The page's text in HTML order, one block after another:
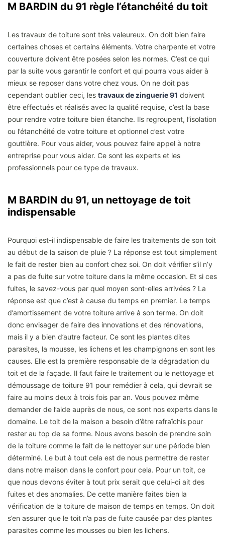
M BARDIN du 91 règle l’étanchéité du toit
Les travaux de toiture sont très valeureux. On doit bien faire
certaines choses et certains éléments. Votre charpente et votre
couverture doivent être posées selon les normes. C’est ce qui
par la suite vous garantir le confort et qui pourra vous aider à
mieux se reposer dans votre chez vous. On ne doit pas
cependant oublier ceci, les travaux de zinguerie 91 doivent
être effectués et réalisés avec la qualité requise, c’est la base
pour rendre votre toiture bien étanche. Ils regroupent, l’isolation
ou l’étanchéité de votre toiture et optionnel c’est votre
gouttière. Pour vous aider, vous pouvez faire appel à notre
entreprise pour vous aider. Ce sont les experts et les
professionnels pour ce type de travaux.
M BARDIN du 91, un nettoyage de toit
indispensable
Pourquoi est-il indispensable de faire les traitements de son toit
au début de la saison de pluie ? La réponse est tout simplement
le fait de rester bien au confort chez soi. On doit vérifier s’il n’y
a pas de fuite sur votre toiture dans la même occasion. Et si ces
fuites, le savez-vous par quel moyen sont-elles arrivées ? La
réponse est que c’est à cause du temps en premier. Le temps
d’amortissement de votre toiture arrive à son terme. On doit
donc envisager de faire des innovations et des rénovations,
mais il y a bien d’autre facteur. Ce sont les plantes dites
parasites, la mousse, les lichens et les champignons en sont les
causes. Elle est la première responsable de la dégradation du
toit et de la façade. Il faut faire le traitement ou le nettoyage et
démoussage de toiture 91 pour remédier à cela, qui devrait se
faire au moins deux à trois fois par an. Vous pouvez même
demander de l’aide auprès de nous, ce sont nos experts dans le
domaine. Le toit de la maison a besoin d’être rafraîchis pour
rester au top de sa forme. Nous avons besoin de prendre soin
de la toiture comme le fait de le nettoyer sur une période bien
déterminé. Le but à tout cela est de nous permettre de rester
dans notre maison dans le confort pour cela. Pour un toit, ce
que nous devons éviter à tout prix serait que celui-ci ait des
fuites et des anomalies. De cette manière faites bien la
vérification de la toiture de maison de temps en temps. On doit
s’en assurer que le toit n’a pas de fuite causée par des plantes
parasites comme les mousses ou bien les lichens.